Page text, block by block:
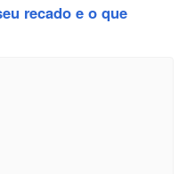
recado e o que